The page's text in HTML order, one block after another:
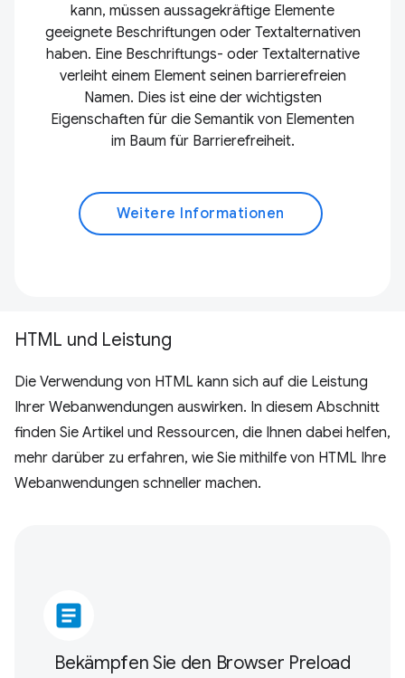
kann, müssen aussagekräftige Elemente
geeignete Beschriftungen oder Textalternativen
haben. Eine Beschriftungs- oder Textalternative
verleiht einem Element seinen barrierefreien
Namen. Dies ist eine der wichtigsten
Eigenschaften für die Semantik von Elementen
im Baum für Barrierefreiheit.
Weitere Informationen
HTML und Leistung
Die Verwendung von HTML kann sich auf die Leistung
Ihrer Webanwendungen auswirken. In diesem Abschnitt
finden Sie Artikel und Ressourcen, die Ihnen dabei helfen,
mehr darüber zu erfahren, wie Sie mithilfe von HTML Ihre
Webanwendungen schneller machen.
article
Bekämpfen Sie den Browser Preload